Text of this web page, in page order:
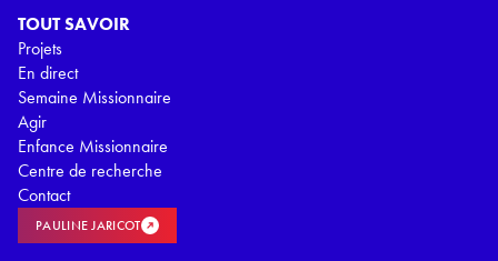
TOUT SAVOIR
Projets
En direct
Semaine Missionnaire
Agir
Enfance Missionnaire
Centre de recherche
Contact
PAULINE JARICOT